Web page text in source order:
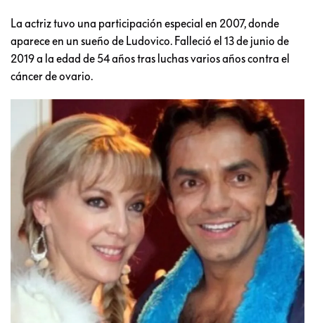
La actriz tuvo una participación especial en 2007, donde
aparece en un sueño de Ludovico. Falleció el 13 de junio de
2019 a la edad de 54 años tras luchas varios años contra el
cáncer de ovario.